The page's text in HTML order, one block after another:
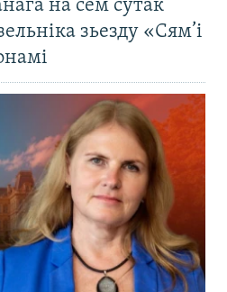
на сем сутак
зьезду «Сям’і